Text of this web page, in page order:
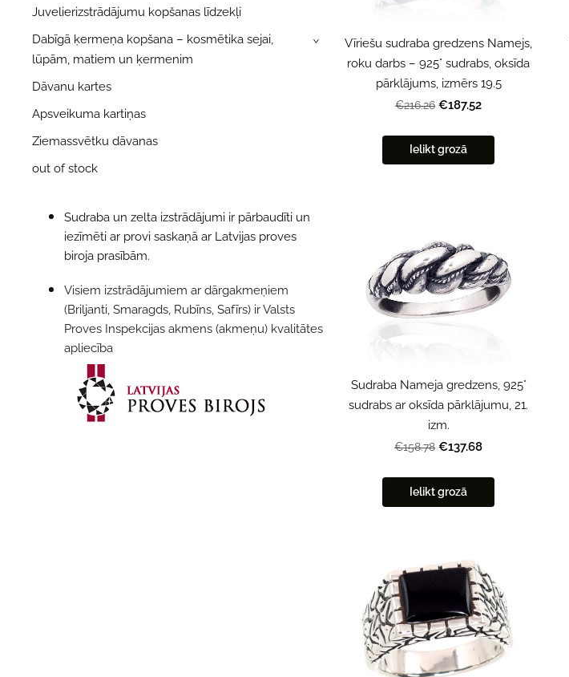
Juvelierizstrādājumu kopšanas līdzekļi
Dabīgā ķermeņa kopšana – kosmētika sejai,
lūpām, matiem un ķermenim
›
Dāvanu kartes
Apsveikuma kartiņas
Ziemassvētku dāvanas
out of stock
Sudraba un zelta izstrādājumi ir pārbaudīti un
iezīmēti ar provi saskaņā ar Latvijas proves
biroja prasībām.
Visiem izstrādājumiem ar dārgakmeņiem
(Briljanti, Smaragds, Rubīns, Safīrs) ir Valsts
Proves Inspekcijas akmens (аkmеņu) kvalitātes
apliecība
Vīriešu sudraba gredzens Namejs,
roku darbs – 925° sudrabs, oksīda
pārklājums, izmērs 19.5
€216.26 €187.52
Ielikt grozā
Sudraba Nameja gredzens, 925°
sudrabs ar oksīda pārklājumu, 21.
izm.
€158.78 €137.68
Ielikt grozā